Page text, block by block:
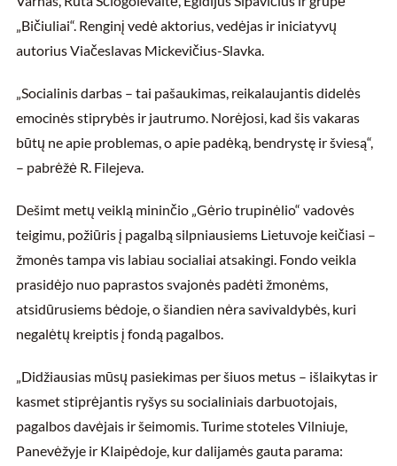
„Bičiuliai“. Renginį vedė aktorius, vedėjas ir iniciatyvų
autorius Viačeslavas Mickevičius-Slavka.
„Socialinis darbas – tai pašaukimas, reikalaujantis didelės
emocinės stiprybės ir jautrumo. Norėjosi, kad šis vakaras
būtų ne apie problemas, o apie padėką, bendrystę ir šviesą“,
– pabrėžė R. Filejeva.
Dešimt metų veiklą mininčio „Gėrio trupinėlio“ vadovės
teigimu, požiūris į pagalbą silpniausiems Lietuvoje keičiasi –
žmonės tampa vis labiau socialiai atsakingi. Fondo veikla
prasidėjo nuo paprastos svajonės padėti žmonėms,
atsidūrusiems bėdoje, o šiandien nėra savivaldybės, kuri
negalėtų kreiptis į fondą pagalbos.
„Didžiausias mūsų pasiekimas per šiuos metus – išlaikytas ir
kasmet stiprėjantis ryšys su socialiniais darbuotojais,
pagalbos davėjais ir šeimomis. Turime stoteles Vilniuje,
Panevėžyje ir Klaipėdoje, kur dalijamės gauta parama: